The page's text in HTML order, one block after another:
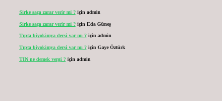
Sirke saça zarar verir mi ?için admin
Sirke saça zarar verir mi ?için Eda Güneş
Tıpta biyokimya dersi var mı ?için admin
Tıpta biyokimya dersi var mı ?için Gaye Öztürk
TIN ne demek vergi ?için admin